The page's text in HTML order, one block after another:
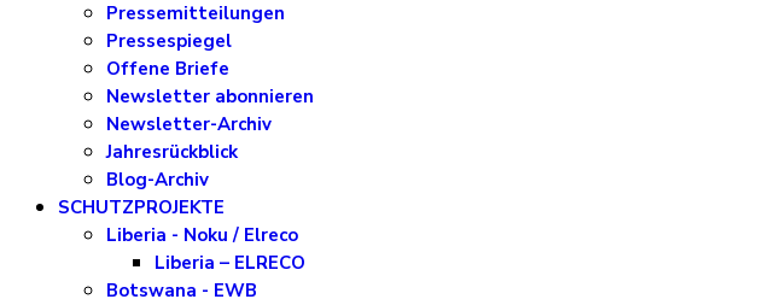
Pressemitteilungen
Pressespiegel
Offene Briefe
Newsletter abonnieren
Newsletter-Archiv
Jahresrückblick
Blog-Archiv
SCHUTZPROJEKTE
Liberia - Noku / Elreco
Liberia – ELRECO
Botswana - EWB